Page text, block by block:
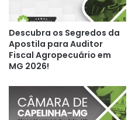
Descubra os Segredos da
Apostila para Auditor
Fiscal Agropecuário em
MG 2026!